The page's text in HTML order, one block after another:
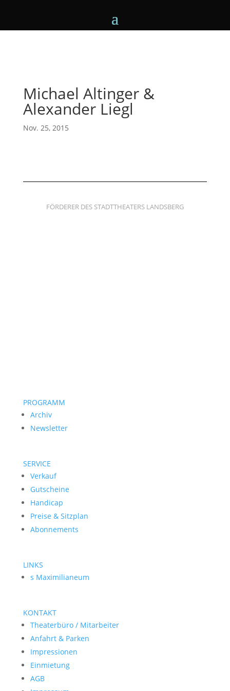
Michael Altinger &
Alexander Liegl
Nov. 25, 2015
FÖRDERER DES STADTTHEATERS LANDSBERG
PROGRAMM
Archiv
Newsletter
SERVICE
Verkauf
Gutscheine
Handicap
Preise & Sitzplan
Abonnements
LINKS
s Maximilianeum
KONTAKT
Theaterbüro / Mitarbeiter
Anfahrt & Parken
Impressionen
Einmietung
AGB